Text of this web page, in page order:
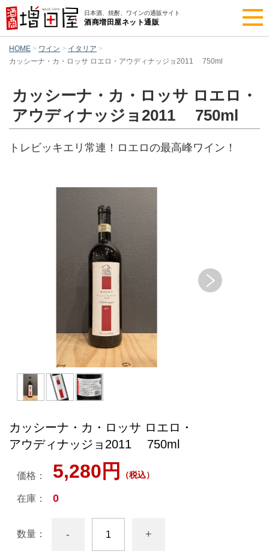
日本酒、焼酎、ワインの通販サイト
酒商増田屋ネット通販
HOME ワイン
イタリア
カッシーナ・カ・ロッサ ロエロ・アウディナッジョ2011 750ml
カッシーナ・カ・ロッサ ロエロ・
アウディナッジョ2011 750ml
トレビッキエリ常連！ロエロの最高峰ワイン！
カッシーナ・カ・ロッサ ロエロ・
アウディナッジョ2011 750ml
価格： 5,280円 （税込）
在庫： 0
数量： - +